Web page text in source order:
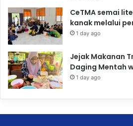
CeTMA semai
kanak melalui
1 day ago
Jejak Makanan
Daging Mentah
1 day ago